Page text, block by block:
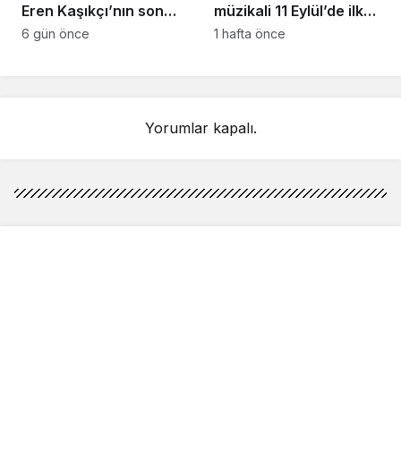
Eren Kaşıkçı’nın son
anlarındaki kahreden
6 gün önce
müzikali 11 Eylül’de ilk
kez Türkiye’de
1 hafta önce
Yorumlar kapalı.